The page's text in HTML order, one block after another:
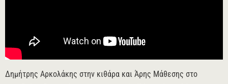
Δημήτρης Αρκολάκης στην κιθάρα και Άρης Μάθεσης στο